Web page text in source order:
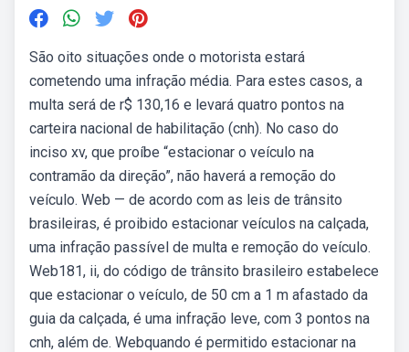
São oito situações onde o motorista estará
cometendo uma infração média. Para estes casos, a
multa será de r$ 130,16 e levará quatro pontos na
carteira nacional de habilitação (cnh). No caso do
inciso xv, que proíbe “estacionar o veículo na
contramão da direção”, não haverá a remoção do
veículo. Web — de acordo com as leis de trânsito
brasileiras, é proibido estacionar veículos na calçada,
uma infração passível de multa e remoção do veículo.
Web181, ii, do código de trânsito brasileiro estabelece
que estacionar o veículo, de 50 cm a 1 m afastado da
guia da calçada, é uma infração leve, com 3 pontos na
cnh, além de. Webquando é permitido estacionar na